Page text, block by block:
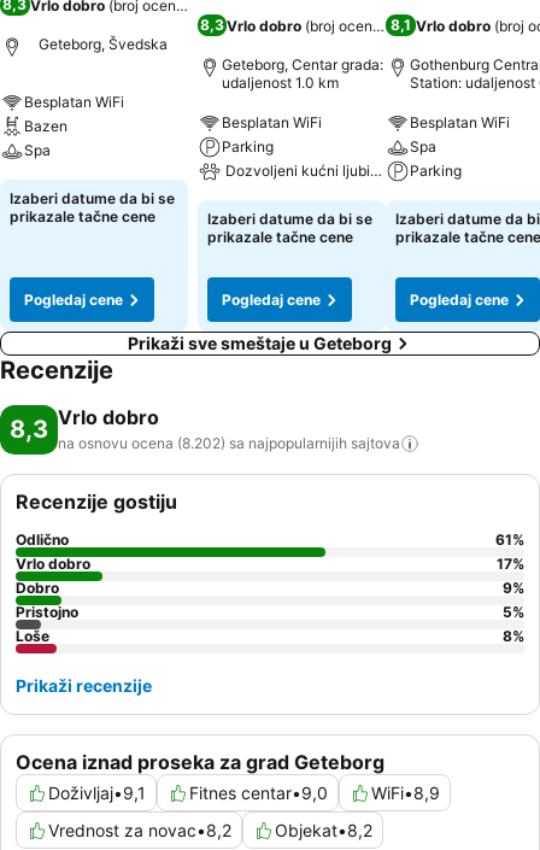
8,3Vrlo dobro (broj ocena: 8.202
Geteborg, Švedska
Besplatan WiFi
Bazen
Spa
Izaberi datume da bi se
prikazale tačne cene
Pogledaj cene
8,3Vrlo dobro (broj ocena: 14.846)
Geteborg, Centar grada:
udaljenost 1.0 km
Besplatan WiFi
Parking
Dozvoljeni kućni ljubimci
Izaberi datume da bi se
prikazale tačne cene
Pogledaj cene
8,1 Vrlo dobro (broj
Gothenburg
Station: udaljenost
Besplatan WiFi
Spa
Parking
Izaberi datume da
prikazale tačne cene
Pogledaj cene
Prikaži sve smeštaje u Geteborg
Recenzije
8,3 Vrlo dobro
na osnovu ocena (8.202) sa najpopularnijih sajtova
Ocena iznad proseka za grad Geteborg
Doživljaj•9,1 Fitnes centar•9,0 WiFi•8,9
Vrednost za novac•8,2 Objekat•8,2
Recenzije gostiju
Odlično 61%
Vrlo dobro
17%
Dobro
9%
Pristojno
5%
Loše
8%
Prikaži recenzije